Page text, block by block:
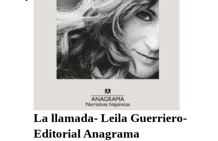
La llamada- Leila Guerriero-
Editorial Anagrama